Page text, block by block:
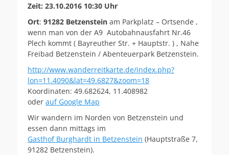
Zeit: 23.10.2016 10:30 Uhr
Ort: 91282 Betzenstein am Parkplatz – Ortsende ,
wenn man von der A9 Autobahnausfahrt Nr.46
Plech kommt ( Bayreuther Str. + Hauptstr. ) , Nahe
Freibad Betzenstein / Abenteuerpark Betzenstein.
http://www.wanderreitkarte.de/index.php?
lon=11.4090&lat=49.6827&zoom=18
Koordinaten: 49.682624, 11.408982
oder auf Google Map
Wir wandern im Norden von Betzenstein und
essen dann mittags im
Gasthof Burghardt in Betzenstein (Hauptstraße 7,
91282 Betzenstein).